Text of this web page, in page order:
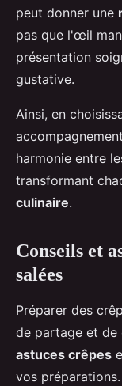
peut donner une
pas que l'œil
présentation
gustative.
Ainsi, en
harmonie entre
transformant
culinaire.
Conseils et
salées
Préparer des
de partage et de
astuces crêpes
vos préparations.